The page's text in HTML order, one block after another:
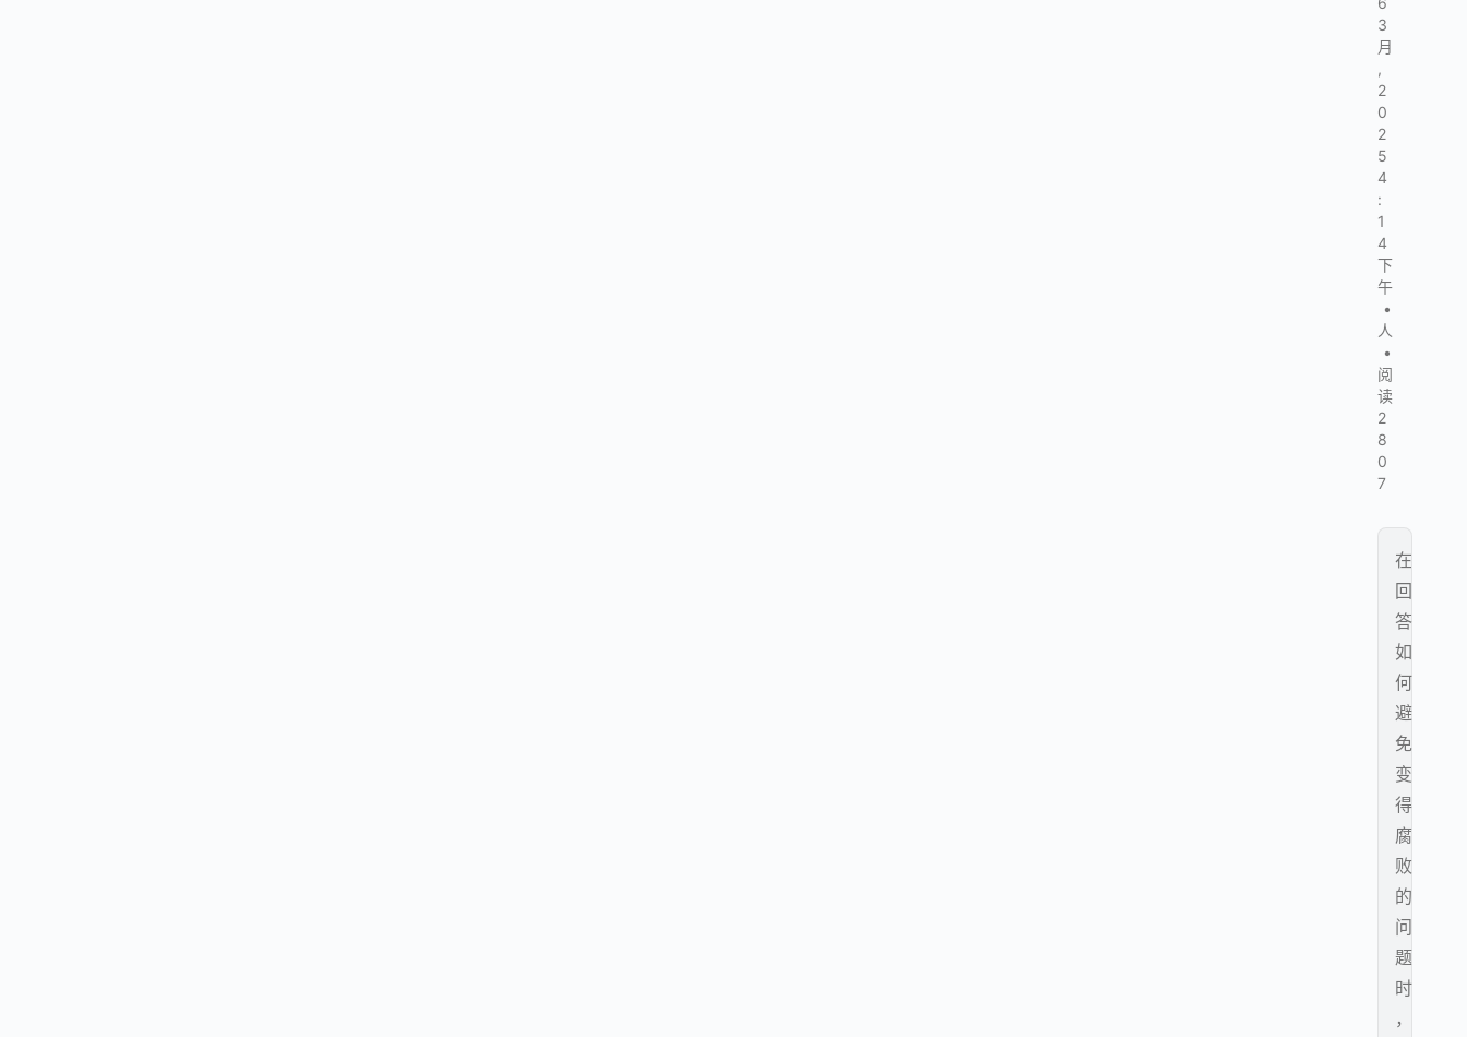
3
月
,
2
0
2
5
4
:
1
4
下
午
•
人
•
阅
读
2
8
0
7
在
回
答
如
何
避
免
变
得
腐
败
的
问
题
时
，